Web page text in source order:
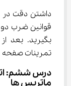
داشتن دقت در
قوانین ضرب دو
تمرینات صفحه ۱۵ کتاب درسی را انجام دهید.
درس ششم:
ماتریس ها